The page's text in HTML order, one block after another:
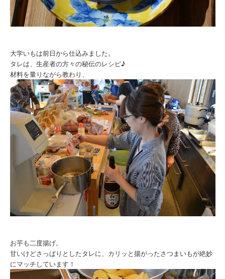
大学いもは前日から仕込みました。
タレは、生産者の方々の秘伝のレシピ♪
材料を量りながら教わり、
お芋も二度揚げ。
甘いけどさっぱりとしたタレに、カリッと揚がったさつまいもが絶妙
にマッチしています！